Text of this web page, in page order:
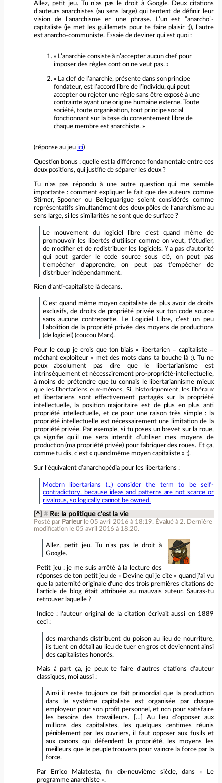
Allez, petit jeu. Tu n’as pas le droit à Google. Deux citations
d’auteurs anarchistes (au sens large) qui tentent de définir leur
vision de l’anarchisme en une phrase. L’un est “anarcho”-
capitaliste (je met les guillemets pour te faire plaisir ;)), l’autre
est anarcho-communiste. Essaie de deviner qui est quoi :
« L’anarchie consiste à n’accepter aucun chef pour
imposer des règles dont on ne veut pas. »
« La clef de l’anarchie, présente dans son principe
fondateur, est l’accord libre de l’individu, qui peut
accepter ou rejeter une règle sans être exposé à une
contrainte ayant une origine humaine externe. Toute
société, toute organisation, tout principe social
fonctionnant sur la base du consentement libre de
chaque membre est anarchiste. »
(réponse au jeu ici)
Question bonus : quelle est la différence fondamentale entre ces
deux positions, qui justifie de séparer les deux ?
Tu n’as pas répondu à une autre question qui me semble
importante : comment expliquer le fait que des auteurs comme
Stirner, Spooner ou Belleguarigue soient considérés comme
représentatifs simultanément des deux pôles de l’anarchisme au
sens large, si les similarités ne sont que de surface ?
Le mouvement du logiciel libre c’est quand même de
promouvoir les libertés d’utiliser comme on veut, t’étudier,
de modifier et de redistribuer les logiciels. Y a pas d’autorité
qui peut garder le code source sous clé, on peut pas
t’empêcher d’apprendre, on peut pas t’empêcher de
distribuer indépendamment.
Rien d’anti-capitaliste là dedans.
C’est quand même moyen capitaliste de plus avoir de droits
exclusifs, de droits de propriété privée sur ton code source
sans aucune contrepartie. Le Logiciel Libre, c’est un peu
l’abolition de la propriété privée des moyens de productions
(de logiciel) (coucou Marx).
Pour le coup je crois que ton biais « libertarien = capitaliste =
méchant exploiteur » met des mots dans ta bouche là :). Tu ne
peux absolument pas dire que le libertarianisme est
intrinsèquement et nécessairement pro-propriété-intellectuelle,
à moins de prétendre que tu connais le libertariannisme mieux
que les libertariens eux-mêmes. Si, historiquement, les libéraux
et libertariens sont effectivement partagés sur la propriété
intellectuelle, la position majoritaire est de plus en plus anti
propriété intellectuelle, et ce pour une raison très simple : la
propriété intellectuelle est nécessairement une limitation de la
propriété privée. Par exemple, si tu poses un brevet sur la roue,
ça signifie qu’il me sera interdit d’utiliser mes moyens de
production (ma propriété privée) pour fabriquer des roues. Et ça,
comme tu dis, c’est « quand même moyen capitaliste » ;).
Sur l’équivalent d’anarchopédia pour les libertariens :
Modern libertarians (..,) consider the term to be self-
contradictory, because ideas and patterns are not scarce or
rivalrous, so logically cannot be owned.
[^] # Re: la politique c'est la vie
Posté par Parleur le 05 avril 2016 à 18:19. Évalué à 2. Dernière
modification le 05 avril 2016 à 18:20.
Allez, petit jeu. Tu n’as pas le droit à
Google.
Petit jeu : je me suis arrêté à la lecture des
réponses de ton petit jeu de « Devine qui je cite » quand j'ai vu
que la paternité originale d'une des trois premières citations de
l'article de blog était attribuée au mauvais auteur. Sauras-tu
retrouver laquelle ?
Indice : l'auteur original de la citation écrivait aussi en 1889
ceci :
des marchands distribuent du poison au lieu de nourriture,
ils tuent en détail au lieu de tuer en gros et deviennent ainsi
des capitalistes honorés.
Mais à part ça, je peux te faire d'autres citations d'auteur
classiques, moi aussi :
Ainsi il reste toujours ce fait primordial que la production
dans le système capitaliste est organisée par chaque
employeur pour son profit personnel, et non pour satisfaire
les besoins des travailleurs. […] Au lieu d'opposer aux
millions des capitalistes, les quelques centimes réunis
péniblement par les ouvriers, il faut opposer aux fusils et
aux canons qui défendent la propriété, les moyens les
meilleurs que le peuple trouvera pour vaincre la force par la
force.
Par Errico Malatesta, fin dix-neuvième siècle, dans « Le
programme anarchiste ».